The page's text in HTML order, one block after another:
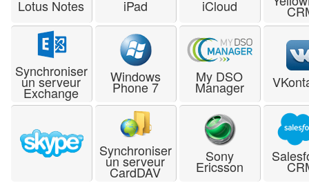
Lotus Notes iPad iCloud
Synchroniser
un serveur
Exchange
Windows
Phone 7
My DSO
Manager
Synchroniser
un serveur
CardDAV
Sony
Ericsson